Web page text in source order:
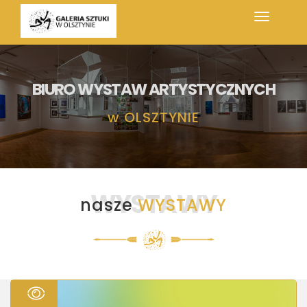
BIURO WYSTAW ARTYSTYCZNYCH
w OLSZTYNIE
WYSTAWY
naszeWYSTAWY